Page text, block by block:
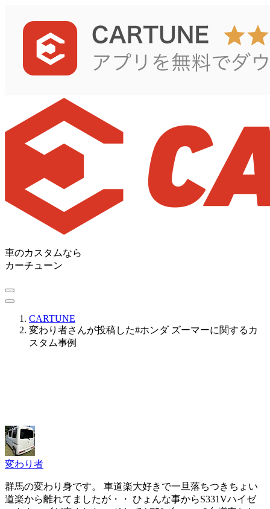
車のカスタムなら
カーチューン
CARTUNE
変わり者さんが投稿した#ホンダ ズーマーに関するカ
スタム事例
変わり者
群馬の変わり身です。 車道楽大好きで一旦落ちつきちょい
道楽から離れてましたが・・ ひょんな事からS331Vハイゼ